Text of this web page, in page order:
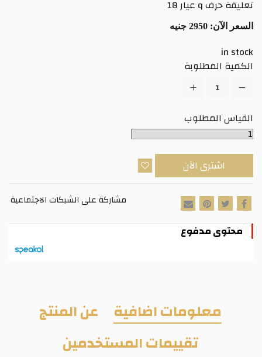
تعليقة حرف q عيار 18
السعر الآن:
in stock
الكمية المطلوبة
القياس المطلوب
اشترى الآن
مشاركة على الشبكات الاجتماعية
محتوى مدفوع
معلومات اضافية
عن المنتج
تقييمات المستخدمين